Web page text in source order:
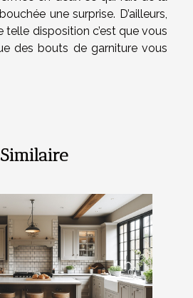
une surprise. D’ailleurs,
telle disposition c’est que vous
des bouts de garniture vous
Similaire